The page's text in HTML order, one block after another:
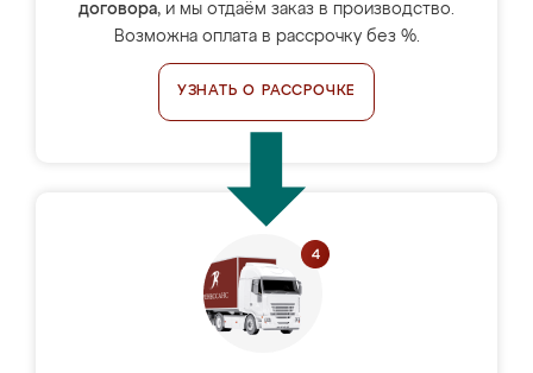
договора, и мы отдаём заказ в производство.
Возможна оплата в рассрочку без %.
УЗНАТЬ О РАССРОЧКЕ